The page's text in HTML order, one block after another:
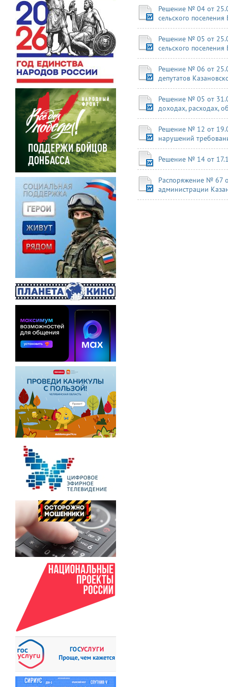
Решение № 04 от
сельского
Решение № 05 от
сельского
Решение № 06 от
депутатов
Решение № 05 от
доходах, расходах,
Решение № 12 от
нарушений
Решение № 14 от
Распоряжение № 67
администрации